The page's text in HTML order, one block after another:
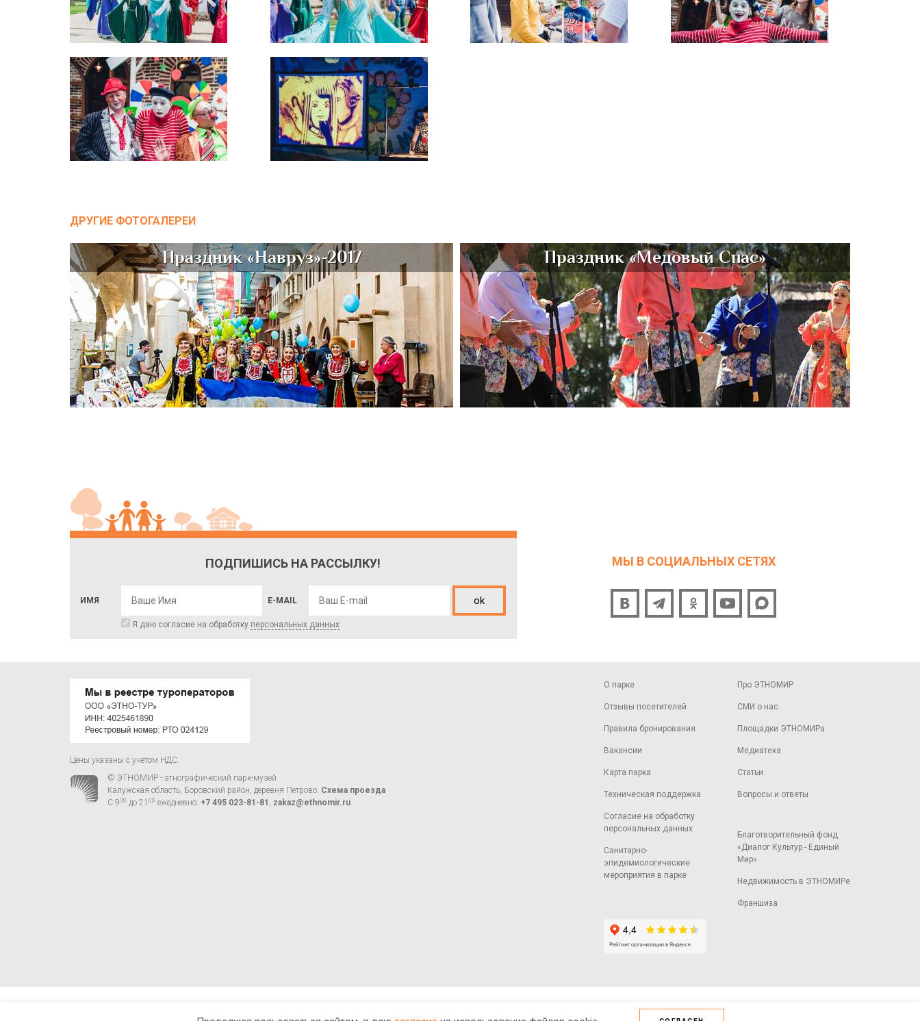
ДРУГИЕ ФОТОГАЛЕРЕИ
Праздник «Навруз»-2017 Праздник «Медовый Спас»
ПОДПИШИСЬ НА РАССЫЛКУ!
ИМЯ E-MAIL ok
Я даю согласие на обработку персональных данных
МЫ В СОЦИАЛЬНЫХ СЕТЯХ
О парке
Отзывы посетителей
Правила бронирования
Вакансии
Карта парка
Техническая поддержка
Согласие на обработку
персональных данных
Санитарно-
эпидемиологические
мероприятия в парке
Про ЭТНОМИР
СМИ о нас
Площадки ЭТНОМИРа
Медиатека
Статьи
Вопросы и ответы
Благотворительный фонд
«Диалог Культур - Единый
Мир»
Недвижимость в ЭТНОМИРе
Франшиза
Цены указаны с учётом НДС.
© ЭТНОМИР - этнографический парк-музей
Калужская область, Боровский район, деревня Петрово. Схема проезда
С 900 до 21 00 ежедневно: +7 495 023-81-81 , zakaz@ethnomir.ru